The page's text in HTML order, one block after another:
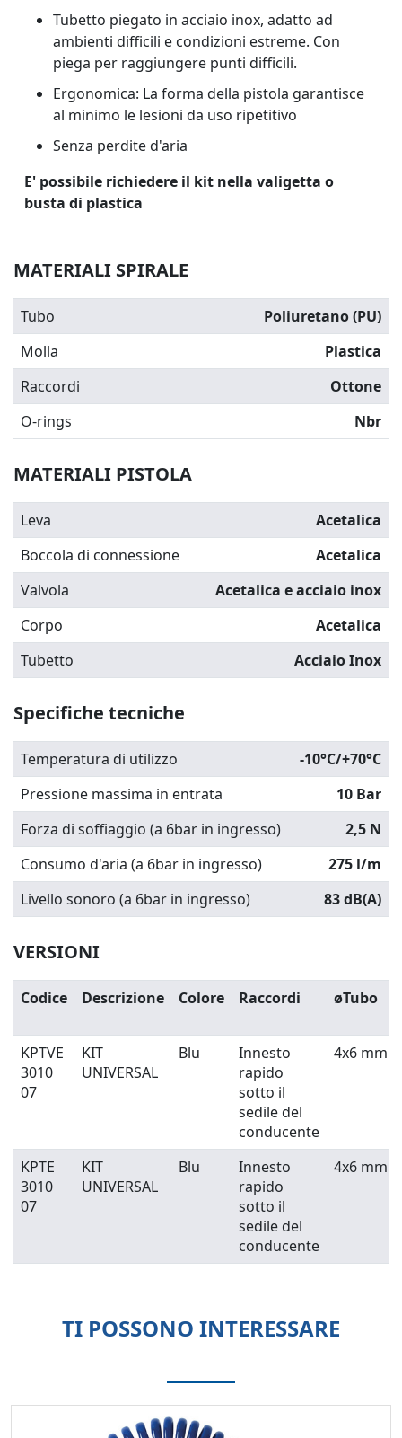
Tubetto piegato in acciaio inox, adatto ad
ambienti difficili e condizioni estreme. Con
piega per raggiungere punti difficili.
Ergonomica: La forma della pistola garantisce
al minimo le lesioni da uso ripetitivo
Senza perdite d'aria
E' possibile richiedere il kit nella valigetta o
busta di plastica
MATERIALI SPIRALE
Tubo
Poliuretano (PU)
Molla
Plastica
Raccordi
Ottone
O-rings
Nbr
MATERIALI PISTOLA
Leva
Acetalica
Boccola di connessione
Acetalica
Valvola
Acetalica e acciaio inox
Corpo
Acetalica
Tubetto
Acciaio Inox
Specifiche tecniche
Temperatura di utilizzo
-10°C/+70°C
Pressione massima in entrata
10 Bar
Forza di soffiaggio (a 6bar in ingresso)
2,5 N
Consumo d'aria (a 6bar in ingresso)
275 l/m
Livello sonoro (a 6bar in ingresso)
83 dB(A)
VERSIONI
Codice Descrizione Colore Raccordi øTubo
KPTVE
3010
07
KIT
UNIVERSAL
Blu
Innesto
rapido
sotto il
sedile del
conducente
4x6 mm
KPTE
3010
07
KIT
UNIVERSAL
Blu
Innesto
rapido
sotto il
sedile del
conducente
4x6 mm
TI POSSONO INTERESSARE